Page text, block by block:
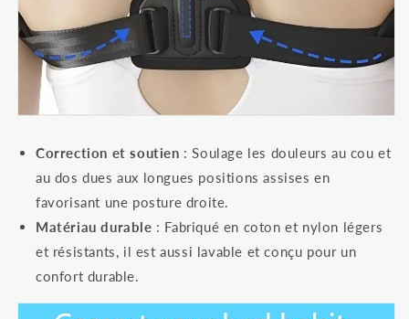
Correction et soutien : Soulage les douleurs au cou et
au dos dues aux longues positions assises en
favorisant une posture droite.
Matériau durable : Fabriqué en coton et nylon légers
et résistants, il est aussi lavable et conçu pour un
confort durable.